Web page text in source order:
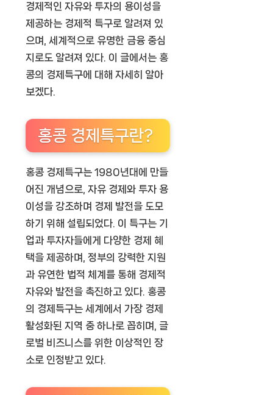
경제적인 자유와 투자의 용이성을
제공하는 경제적 특구로 알려져 있
으며, 세계적으로 유명한 금융 중심
지로도 알려져 있다. 이 글에서는 홍
콩의 경제특구에 대해 자세히 알아
보겠다.
홍콩 경제특구란?
홍콩 경제특구는 1980년대에 만들
어진 개념으로, 자유 경제와 투자 용
이성을 강조하며 경제 발전을 도모
하기 위해 설립되었다. 이 특구는 기
업과 투자자들에게 다양한 경제 혜
택을 제공하며, 정부의 강력한 지원
과 유연한 법적 체계를 통해 경제적
자유와 발전을 촉진하고 있다. 홍콩
의 경제특구는 세계에서 가장 경제
활성화된 지역 중 하나로 꼽히며, 글
로벌 비즈니스를 위한 이상적인 장
소로 인정받고 있다.